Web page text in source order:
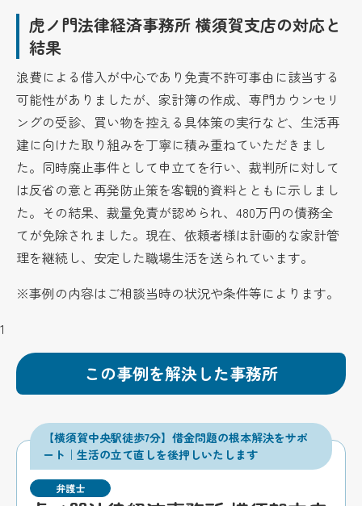
虎ノ門法律経済事務所 横須賀支店の対応と
結果
浪費による借入が中心であり免責不許可事由に該当する
可能性がありましたが、家計簿の作成、専門カウンセリ
ングの受診、買い物を控える具体策の実行など、生活再
建に向けた取り組みを丁寧に積み重ねていただきまし
た。同時廃止事件として申立てを行い、裁判所に対して
は反省の意と再発防止策を客観的資料とともに示しまし
た。その結果、裁量免責が認められ、480万円の債務全
てが免除されました。現在、依頼者様は計画的な家計管
理を継続し、安定した職場生活を送られています。
※事例の内容はご相談当時の状況や条件等によります。
1
この事例を解決した事務所
【横須賀中央駅徒歩7分】借金問題の根本解決をサポ
ート｜生活の立て直しを後押しいたします
弁護士